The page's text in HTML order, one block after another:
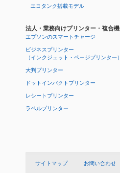
エコタンク搭載モデル
法人・業務向けプリンター・複合機
エプソンのスマートチャージ
ビジネスプリンター
（インクジェット・ページプリンター）
大判プリンター
ドットインパクトプリンター
レシートプリンター
ラベルプリンター
サイトマップ お問い合わせ